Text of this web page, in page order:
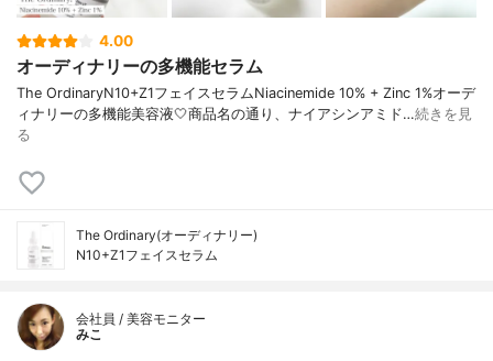
4.00
オーディナリーの多機能セラム
The OrdinaryN10+Z1フェイスセラムNiacinemide 10% + Zinc 1%オーデ
ィナリーの多機能美容液🤍商品名の通り、ナイアシンアミド…続きを見
る
The Ordinary(オーディナリー)
N10+Z1フェイスセラム
会社員 / 美容モニター
みこ